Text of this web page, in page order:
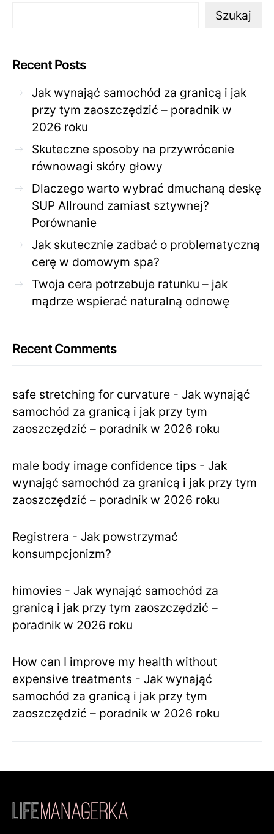
Szukaj
Recent Posts
Jak wynająć samochód za granicą i jak
przy tym zaoszczędzić – poradnik w
2026 roku
Skuteczne sposoby na przywrócenie
równowagi skóry głowy
Dlaczego warto wybrać dmuchaną deskę
SUP Allround zamiast sztywnej?
Porównanie
Jak skutecznie zadbać o problematyczną
cerę w domowym spa?
Twoja cera potrzebuje ratunku – jak
mądrze wspierać naturalną odnowę
Recent Comments
safe stretching for curvature - Jak wynająć
samochód za granicą i jak przy tym
zaoszczędzić – poradnik w 2026 roku
male body image confidence tips - Jak
wynająć samochód za granicą i jak przy tym
zaoszczędzić – poradnik w 2026 roku
Registrera - Jak powstrzymać
konsumpcjonizm?
himovies - Jak wynająć samochód za
granicą i jak przy tym zaoszczędzić –
poradnik w 2026 roku
How can I improve my health without
expensive treatments - Jak wynająć
samochód za granicą i jak przy tym
zaoszczędzić – poradnik w 2026 roku